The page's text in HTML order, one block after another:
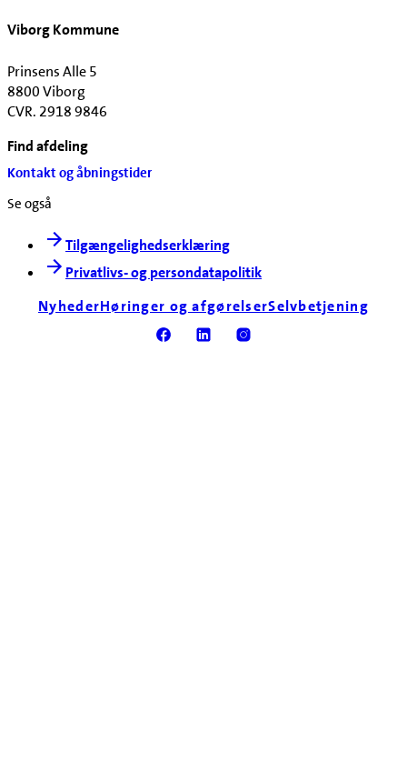
Viborg Kommune
Prinsens Alle 5
8800 Viborg
CVR. 2918 9846
Find afdeling
Kontakt og åbningstider
Se også
Tilgængelighedserklæring
Privatlivs- og persondatapolitik
NyhederHøringer og afgørelserSelvbetjening